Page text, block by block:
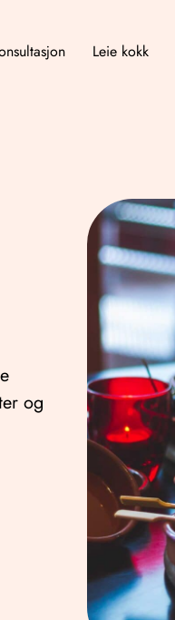
Leie kokk
og